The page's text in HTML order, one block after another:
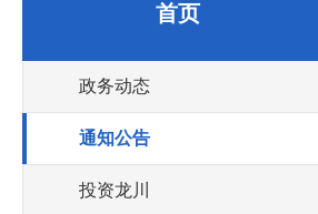
首页
政务动态
通知公告
投资龙川